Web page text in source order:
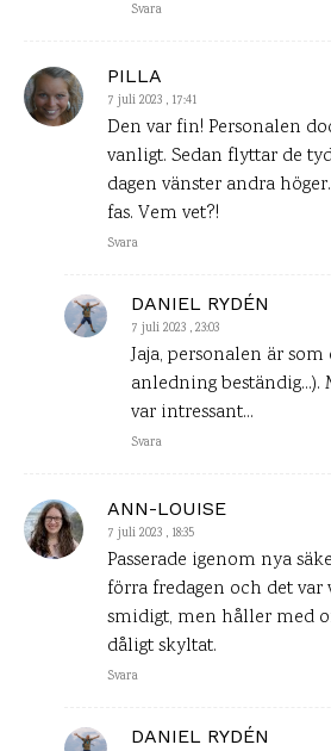
Svara
PILLA
7 juli 2023 , 17:41
Den var fin! Personalen
vanligt. Sedan flyttar de
dagen vänster andra
fas. Vem vet?!
Svara
DANIEL RYDÉN
7 juli 2023 , 23:03
Jaja, personalen är
anledning beständig…).
var intressant…
Svara
ANN-LOUISE
7 juli 2023 , 18:35
Passerade igenom nya
förra fredagen och det
smidigt, men håller med
dåligt skyltat.
Svara
DANIEL RYDÉN